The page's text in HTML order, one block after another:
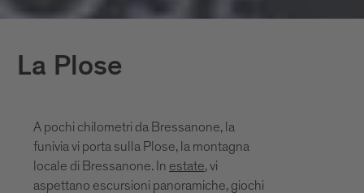
La Plose
A pochi chilometri da Bressanone, la
funivia vi porta sulla Plose, la montagna
locale di Bressanone. In estate, vi
aspettano escursioni panoramiche, giochi